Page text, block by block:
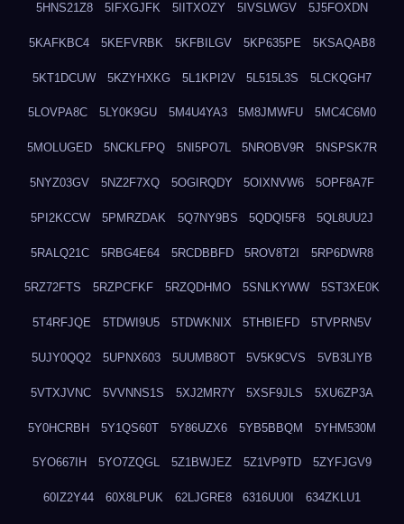
5HNS21Z8 5IFXGJFK 5IITXOZY 5IVSLWGV 5J5FOXDN
5KAFKBC4 5KEFVRBK 5KFBILGV 5KP635PE 5KSAQAB8
5KT1DCUW 5KZYHXKG 5L1KPI2V 5L515L3S 5LCKQGH7
5LOVPA8C 5LY0K9GU 5M4U4YA3 5M8JMWFU 5MC4C6M0
5MOLUGED 5NCKLFPQ 5NI5PO7L 5NROBV9R 5NSPSK7R
5NYZ03GV 5NZ2F7XQ 5OGIRQDY 5OIXNVW6 5OPF8A7F
5PI2KCCW 5PMRZDAK 5Q7NY9BS 5QDQI5F8 5QL8UU2J
5RALQ21C 5RBG4E64 5RCDBBFD 5ROV8T2I 5RP6DWR8
5RZ72FTS 5RZPCFKF 5RZQDHMO 5SNLKYWW 5ST3XE0K
5T4RFJQE 5TDWI9U5 5TDWKNIX 5THBIEFD 5TVPRN5V
5UJY0QQ2 5UPNX603 5UUMB8OT 5V5K9CVS 5VB3LIYB
5VTXJVNC 5VVNNS1S 5XJ2MR7Y 5XSF9JLS 5XU6ZP3A
5Y0HCRBH 5Y1QS60T 5Y86UZX6 5YB5BBQM 5YHM530M
5YO667IH 5YO7ZQGL 5Z1BWJEZ 5Z1VP9TD 5ZYFJGV9
60IZ2Y44 60X8LPUK 62LJGRE8 6316UU0I 634ZKLU1